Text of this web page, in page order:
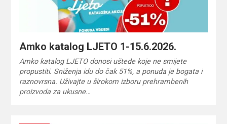
Amko katalog LJETO 1-15.6.2026.
Amko katalog LJETO donosi uštede koje ne smijete
propustiti. Sniženja idu do čak 51%, a ponuda je bogata i
raznovrsna. Uživajte u širokom izboru prehrambenih
proizvoda za ukusne…